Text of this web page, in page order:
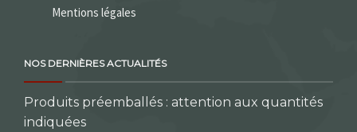
Mentions légales
NOS DERNIÈRES ACTUALITÉS
Produits préemballés : attention aux quantités
indiquées